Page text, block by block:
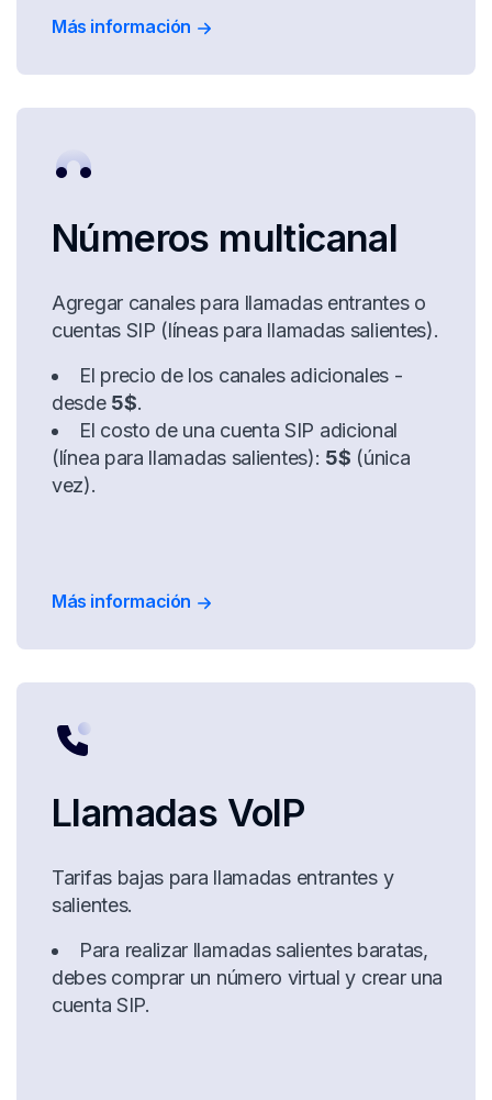
Más información
Números multicanal
Agregar canales para llamadas entrantes o
cuentas SIP (líneas para llamadas salientes).
El precio de los canales adicionales -
desde 5$.
El costo de una cuenta SIP adicional
(línea para llamadas salientes): 5$ (única
vez).
Más información
Llamadas VoIP
Tarifas bajas para llamadas entrantes y
salientes.
Para realizar llamadas salientes baratas,
debes comprar un número virtual y crear una
cuenta SIP.